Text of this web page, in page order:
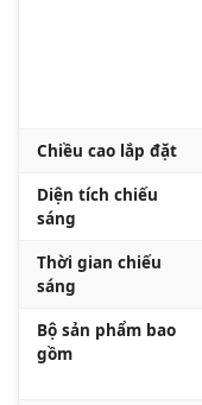
Chiều cao lắp đặt
Diện tích chiếu
sáng
Thời gian chiếu
sáng
Bộ sản phẩm bao
gồm